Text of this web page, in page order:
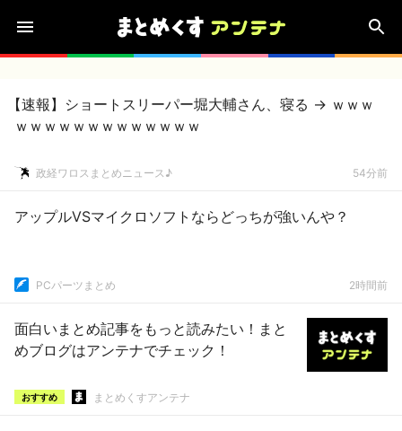
【速報】ショートスリーパー堀大輔さん、寝る → ｗｗｗ
ｗｗｗｗｗｗｗｗｗｗｗｗｗ
政経ワロスまとめニュース♪ 54分前
アップルVSマイクロソフトならどっちが強いんや？
PCパーツまとめ 2時間前
面白いまとめ記事をもっと読みたい！まと
めブログはアンテナでチェック！
おすすめ まとめくすアンテナ